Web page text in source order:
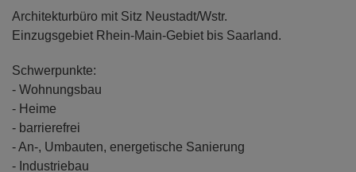
Architekturbüro mit Sitz Neustadt/Wstr.
Einzugsgebiet Rhein-Main-Gebiet bis Saarland.
Schwerpunkte:
- Wohnungsbau
- Heime
- barrierefrei
- An-, Umbauten, energetische Sanierung
- Industriebau